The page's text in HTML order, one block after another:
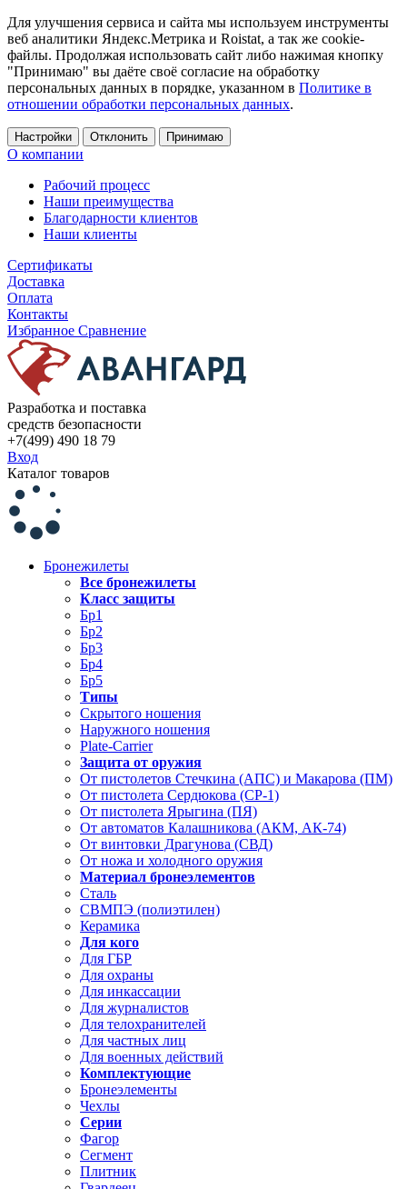
Для улучшения сервиса и сайта мы используем инструменты
веб аналитики Яндекс.Метрика и Roistat, а так же cookie-
файлы. Продолжая использовать сайт либо нажимая кнопку
"Принимаю" вы даёте своё согласие на обработку
персональных данных в порядке, указанном в Политике в
отношении обработки персональных данных.
Настройки Отклонить Принимаю
О компании
Рабочий процесс
Наши преимущества
Благодарности клиентов
Наши клиенты
Сертификаты
Доставка
Оплата
Контакты
Избранное Сравнение
Разработка и поставка
средств безопасности
+7(499) 490 18 79
Вход
Каталог товаров
Бронежилеты
Все бронежилеты
Класс защиты
Бр1
Бр2
Бр3
Бр4
Бр5
Типы
Скрытого ношения
Наружного ношения
Plate-Carrier
Защита от оружия
От пистолетов Стечкина (АПС) и Макарова (ПМ)
От пистолета Сердюкова (СР-1)
От пистолета Ярыгина (ПЯ)
От автоматов Калашникова (АКМ, АК-74)
От винтовки Драгунова (СВД)
От ножа и холодного оружия
Материал бронеэлементов
Сталь
СВМПЭ (полиэтилен)
Керамика
Для кого
Для ГБР
Для охраны
Для инкассации
Для журналистов
Для телохранителей
Для частных лиц
Для военных действий
Комплектующие
Бронеэлементы
Чехлы
Серии
Фагор
Сегмент
Плитник